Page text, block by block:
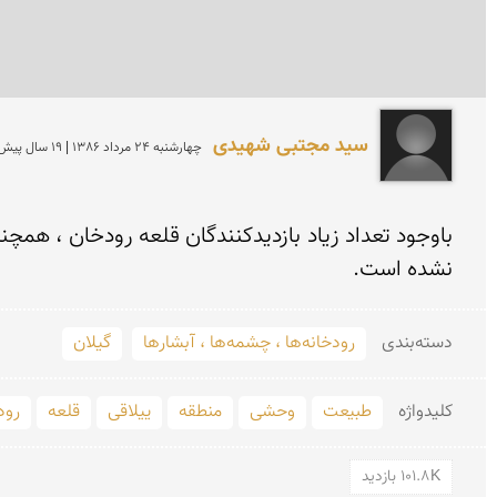
سید مجتبی شهیدی چهارشنبه 24 مرداد 1386 | 19 سال پیش
نشده است.
دسته‌بندی رودخانه‌ها ، چشمه‌ها ، آبشارها گیلان
کلید‌واژه طبیعت وحشی منطقه ییلاقی قلعه
101.8K بازدید